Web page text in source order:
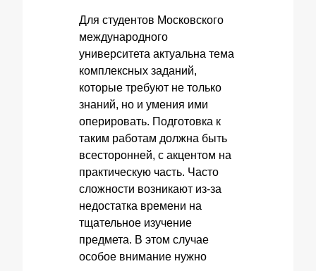
Для студентов Московского
международного
университета актуальна тема
комплексных заданий,
которые требуют не только
знаний, но и умения ими
оперировать. Подготовка к
таким работам должна быть
всесторонней, с акцентом на
практическую часть. Часто
сложности возникают из-за
недостатка времени на
тщательное изучение
предмета. В этом случае
особое внимание нужно